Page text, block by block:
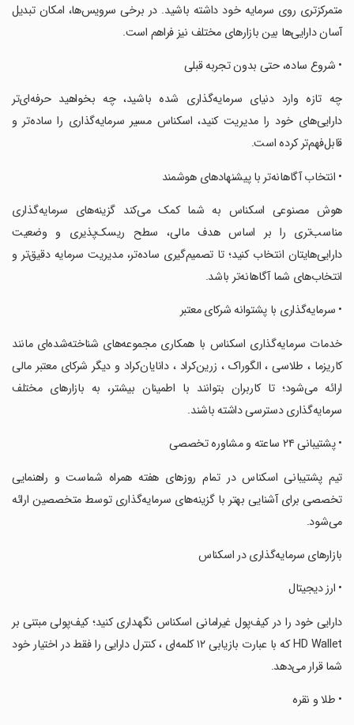
متمرکزتری روی سرمایه خود داشته باشید. در برخی سرویس‌ها، امکان تبدیل
آسان دارایی‌ها بین بازارهای مختلف نیز فراهم است.
‏• شروع ساده، حتی بدون تجربه قبلی
‏چه تازه وارد دنیای سرمایه‌گذاری شده باشید، چه بخواهید حرفه‌ای‌تر
دارایی‌های خود را مدیریت کنید، اسکناس مسیر سرمایه‌گذاری را ساده‌تر و
قابل‌فهم‌تر کرده است.
‏• انتخاب آگاهانه‌تر با پیشنهادهای هوشمند
‏هوش مصنوعی اسکناس به شما کمک می‌کند گزینه‌های سرمایه‌گذاری
مناسب‌تری را بر اساس هدف مالی، سطح ریسک‌پذیری و وضعیت
دارایی‌هایتان انتخاب کنید؛ تا تصمیم‌گیری ساده‌تر، مدیریت سرمایه دقیق‌تر و
انتخاب‌های شما آگاهانه‌تر باشد.
‏• سرمایه‌گذاری با پشتوانه شرکای معتبر
‏خدمات سرمایه‌گذاری اسکناس با همکاری مجموعه‌های شناخته‌شده‌ای مانند
کاریزما ، طلاسی ، الگوراک ، زرین‌کراد ، دانایان‌کراد و دیگر شرکای معتبر مالی
ارائه می‌شود؛ تا کاربران بتوانند با اطمینان بیشتر، به بازارهای مختلف
سرمایه‌گذاری دسترسی داشته باشند.
‏• پشتیبانی ۲۴ ساعته و مشاوره تخصصی
‏تیم پشتیبانی اسکناس در تمام روزهای هفته همراه شماست و راهنمایی
تخصصی برای آشنایی بهتر با گزینه‌های سرمایه‌گذاری توسط متخصصین ارائه
می‌شود.
‏بازارهای سرمایه‌گذاری در اسکناس
‏• ارز دیجیتال
‏دارایی خود را در کیف‌پول غیرامانی اسکناس نگهداری کنید؛ کیف‌پولی مبتنی بر
HD Wallet که با عبارت بازیابی ۱۲ کلمه‌ای ، کنترل دارایی را فقط در اختیار خود
شما قرار می‌دهد.
‏• طلا و نقره